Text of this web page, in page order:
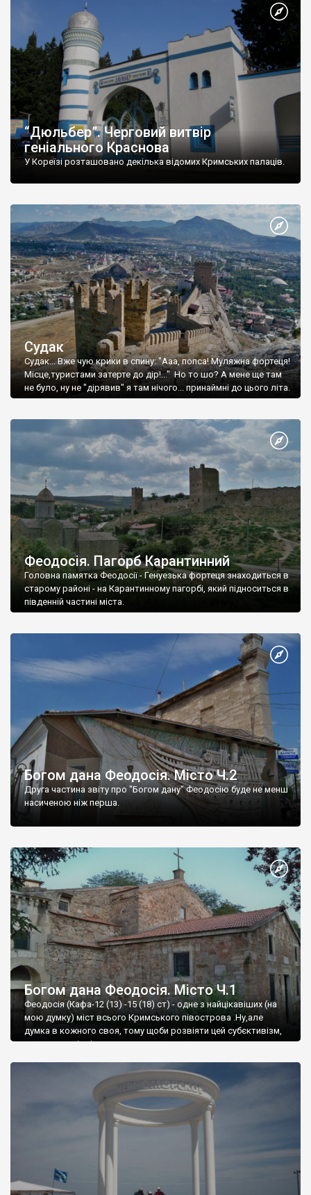
“Дюльбер”. Черговий витвір
геніального Краснова
У Кореїзі розташовано декілька відомих Кримських палаців.
Судак
Судак... Вже чую крики в спину: "Ааа, попса! Муляжна фортеця!
Місце,туристами затерте до дір!..." Но то шо? А мене ще там
не було, ну не "дірявив" я там нічого... принаймні до цього літа.
Феодосія. Пагорб Карантинний
Головна памятка Феодосії - Генуезька фортеця знаходиться в
старому районі - на Карантинному пагорбі, який підноситься в
південній частині міста.
Богом дана Феодосія. Місто Ч.2
Друга частина звіту про "Богом дану" Феодосію буде не менш
насиченою ніж перша.
Богом дана Феодосія. Місто Ч.1
Феодосія (Кафа-12 (13) -15 (18) ст) - одне з найцікавіших (на
мою думку) міст всього Кримського півострова .Ну,але
думка в кожного своя, тому щоби розвіяти цей субєктивізм,
запрошую відвідати це